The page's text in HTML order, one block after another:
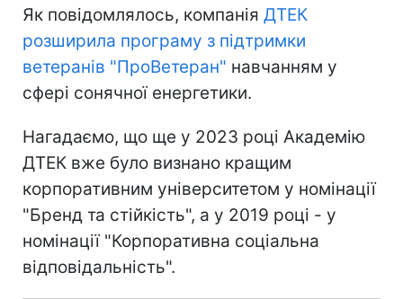
Як повідомлялось, компанія ДТЕК
розширила програму з підтримки
ветеранів "ПроВетеран" навчанням у
сфері сонячної енергетики.
Нагадаємо, що ще у 2023 році Академію
ДТЕК вже було визнано кращим
корпоративним університетом у номінації
"Бренд та стійкість", а у 2019 році - у
номінації "Корпоративна соціальна
відповідальність".